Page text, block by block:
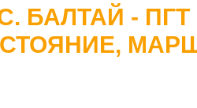
БАЛТАЙ -